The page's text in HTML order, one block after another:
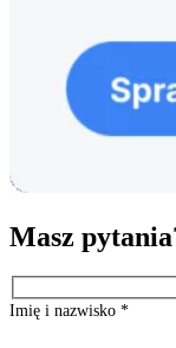
Masz
Imię i nazwisko *